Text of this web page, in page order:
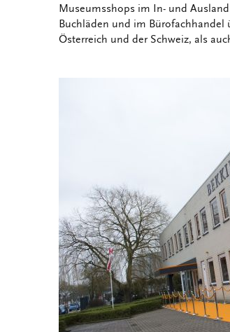
Museumsshops im In- und
Buchläden und im Bürofachhandel
Österreich und der Schweiz, als